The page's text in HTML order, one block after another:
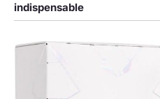
indispensable